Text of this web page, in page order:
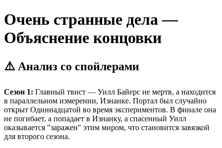
Очень странные дела —
Объяснение концовки
⚠️ Анализ со спойлерами
Сезон 1: Главный твист — Уилл Байерс не мертв, а находится
в параллельном измерении, Изнанке. Портал был случайно
открыт Одиннадцатой во время экспериментов. В финале она
не погибает, а попадает в Изнанку, а спасенный Уилл
оказывается "заражен" этим миром, что становится завязкой
для второго сезона.